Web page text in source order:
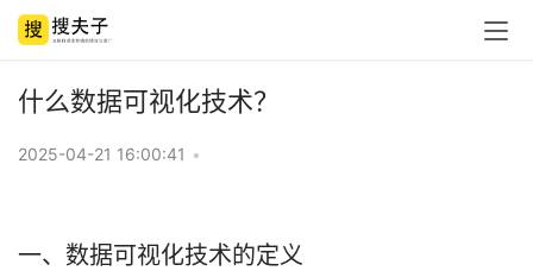
什么数据可视化技术？
2025-04-21 16:00:41 •
一、数据可视化技术的定义